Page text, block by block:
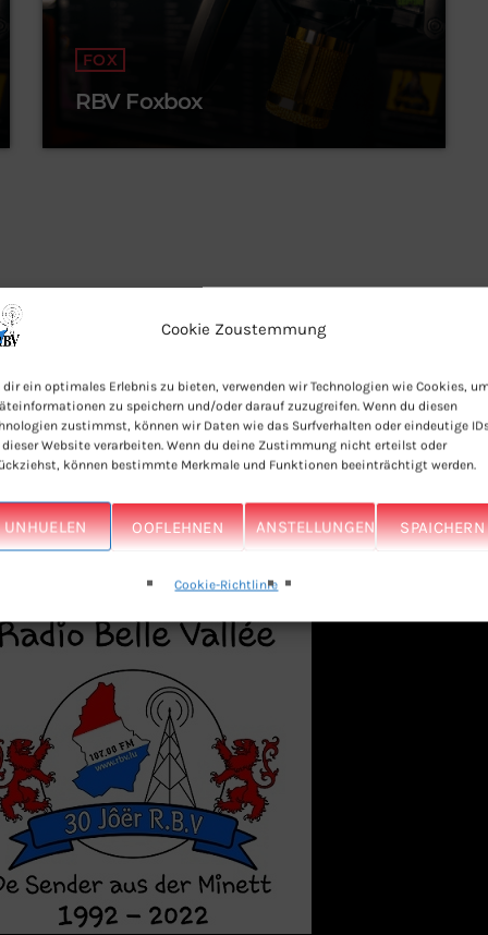
Cookie Zoustemmung
dir ein optimales Erlebnis zu bieten, verwenden wir Technologien wie Cookies,
zu speichern und/oder darauf zuzugreifen. Wenn du diesen
zustimmst, können wir Daten wie das Surfverhalten oder eindeutige
Website verarbeiten. Wenn du deine Zustimmung nicht erteilst oder
können bestimmte Merkmale und Funktionen beeinträchtigt werden.
UNHUELEN OOFLEHNEN ANSTELLUNGEN SPAICHERN
Cookie-Richtlinie
FOX
RBV Foxbox
EIS IWERT TUNEIN APP